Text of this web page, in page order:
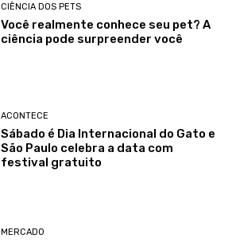
CIÊNCIA DOS PETS
Você realmente conhece seu pet? A
ciência pode surpreender você
ACONTECE
Sábado é Dia Internacional do Gato e
São Paulo celebra a data com
festival gratuito
MERCADO